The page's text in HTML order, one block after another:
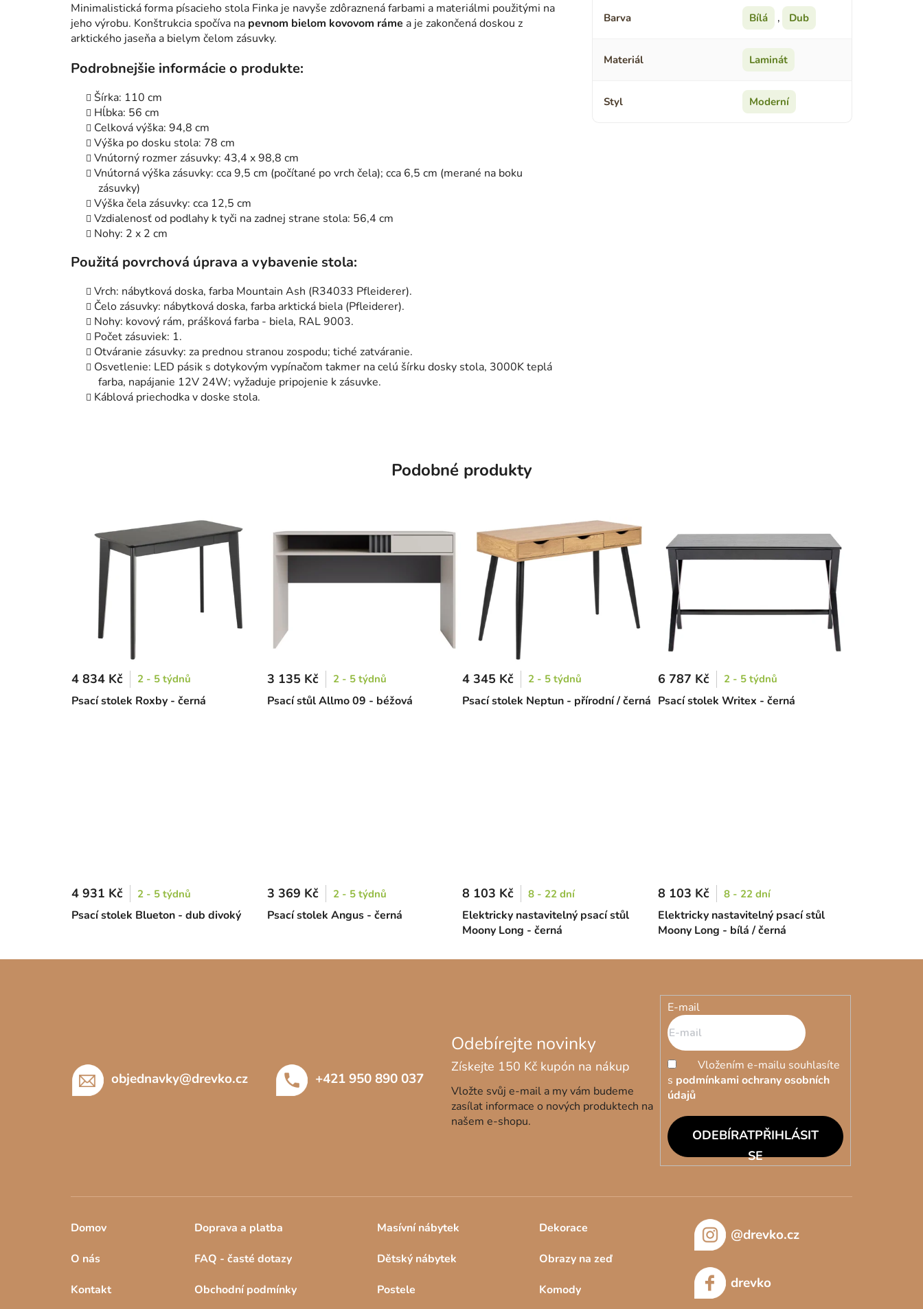
Minimalistická forma písacieho stola Finka je navyše zdôraznená farbami a materiálmi použitými na
jeho výrobu. Konštrukcia spočíva na pevnom bielom kovovom ráme a je zakončená doskou z
arktického jaseňa a bielym čelom zásuvky.
Podrobnejšie informácie o produkte:
Šírka: 110 cm
Hĺbka: 56 cm
Celková výška: 94,8 cm
Výška po dosku stola: 78 cm
Vnútorný rozmer zásuvky: 43,4 x 98,8 cm
Vnútorná výška zásuvky: cca 9,5 cm (počítané po vrch čela); cca 6,5 ​​cm (merané na boku
zásuvky)
Výška čela zásuvky: cca 12,5 cm
Vzdialenosť od podlahy k tyči na zadnej strane stola: 56,4 cm
Nohy: 2 x 2 cm
Použitá povrchová úprava a vybavenie stola:
Vrch: nábytková doska, farba Mountain Ash (R34033 Pfleiderer).
Čelo zásuvky: nábytková doska, farba arktická biela (Pfleiderer).
Nohy: kovový rám, prášková farba - biela, RAL 9003.
Počet zásuviek: 1.
Otváranie zásuvky: za prednou stranou zospodu; tiché zatváranie.
Osvetlenie: LED pásik s dotykovým vypínačom takmer na celú šírku dosky stola, 3000K teplá
farba, napájanie 12V 24W; vyžaduje pripojenie k zásuvke.
Káblová priechodka v doske stola.
Barva Bílá , Dub
Materiál Laminát
Styl Moderní
Podobné produkty
Psací stolek Roxby - černá
4 834 Kč 2 - 5 týdnů
Psací stůl Allmo 09 - béžová
3 135 Kč 2 - 5 týdnů
Psací stolek Neptun - přírodní / černá
4 345 Kč 2 - 5 týdnů
Psací stolek Writex - černá
6 787 Kč 2 - 5 týdnů
Psací stolek Blueton - dub divoký
4 931 Kč 2 - 5 týdnů
Psací stolek Angus - černá
3 369 Kč 2 - 5 týdnů
Elektricky nastavitelný psací stůl
Moony Long - černá
8 103 Kč 8 - 22 dní
Elektricky nastavitelný psací stůl
Moony Long - bílá / černá
8 103 Kč 8 - 22 dní
objednavky@drevko.cz +421 950 890 037
Vložte svůj e-mail a my vám budeme
zasílat informace o nových produktech na
našem e-shopu.
E-mail
Vložením e-mailu souhlasíte
s podmínkami ochrany osobních
údajů
PŘIHLÁSIT
SE
Domov
O nás
Kontakt
Doprava a platba
FAQ - časté dotazy
Obchodní podmínky
Masívní nábytek
Dětský nábytek
Postele
Dekorace
Obrazy na zeď
Komody
@drevko.cz
drevko